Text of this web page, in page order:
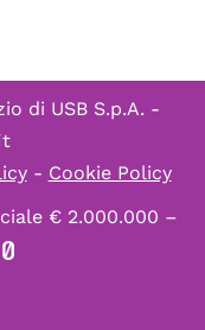
di USB S.p.A. -
- Cookie Policy
€ 2.000.000 –